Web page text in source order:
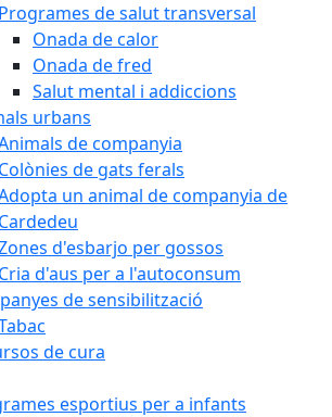
Programes de salut transversal
Onada de calor
Onada de fred
Salut mental i addiccions
urbans
de companyia
Colònies de gats ferals
un animal de companyia de
Cardedeu
d'esbarjo per gossos
Cria d'aus per a l'autoconsum
de sensibilització
de cura
esportius per a infants